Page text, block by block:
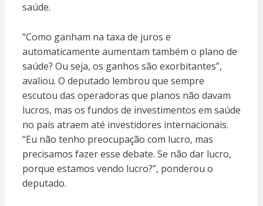
saúde.
“Como ganham na taxa de juros e
automaticamente aumentam também o plano de
saúde? Ou seja, os ganhos são exorbitantes”,
avaliou. O deputado lembrou que sempre
escutou das operadoras que planos não davam
lucros, mas os fundos de investimentos em saúde
no país atraem até investidores internacionais.
“Eu não tenho preocupação com lucro, mas
precisamos fazer esse debate. Se não dar lucro,
porque estamos vendo lucro?”, ponderou o
deputado.